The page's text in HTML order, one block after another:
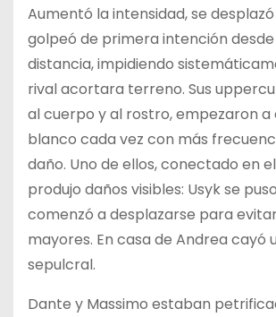
Aumentó la intensidad, se
golpeó de primera intención
distancia, impidiendo
rival acortara terreno. Sus
al cuerpo y al rostro, empezaron
blanco cada vez con más
daño. Uno de ellos, conectado en
produjo daños visibles: Usyk se
comenzó a desplazarse para
mayores. En casa de Andrea cayó
sepulcral.
Dante y Massimo estaban